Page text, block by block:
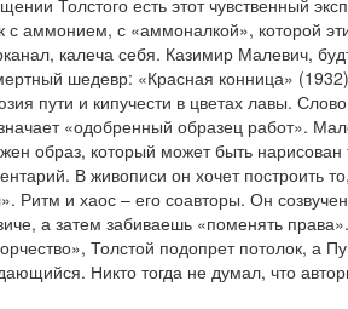
Толстого есть этот чувственный
с аммонием, с «аммоналкой», которой
калеча себя. Казимир Малевич,
шедевр: «Красная конница»
пути и кипучести в цветах лавы.
«одобренный образец работ».
образ, который может быть нарисован
В живописи он хочет построить
Ритм и хаос – его соавторы. Он
а затем забиваешь «поменять
Толстой подопрет потолок, а
Никто тогда не думал, что